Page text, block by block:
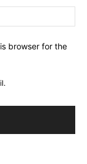
browser for the